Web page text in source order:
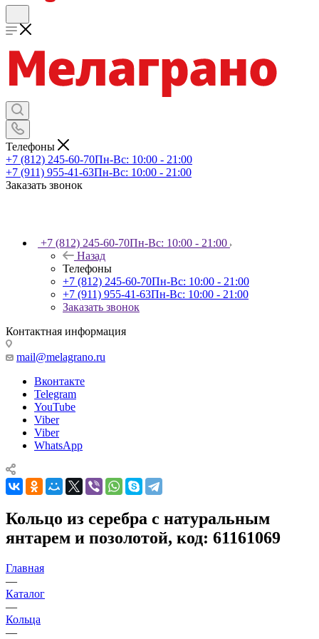
Телефоны
+7 (812) 245-60-70Пн-Вс: 10:00 - 21:00
+7 (911) 955-41-63Пн-Вс: 10:00 - 21:00
Заказать звонок
+7 (812) 245-60-70Пн-Вс: 10:00 - 21:00
Назад
Телефоны
+7 (812) 245-60-70Пн-Вс: 10:00 - 21:00
+7 (911) 955-41-63Пн-Вс: 10:00 - 21:00
Заказать звонок
Контактная информация
mail@melagrano.ru
Вконтакте
Telegram
YouTube
Viber
Viber
WhatsApp
Кольцо из серебра с натуральным
янтарем и позолотой, код: 61161069
Главная
—
Каталог
—
Кольца
—